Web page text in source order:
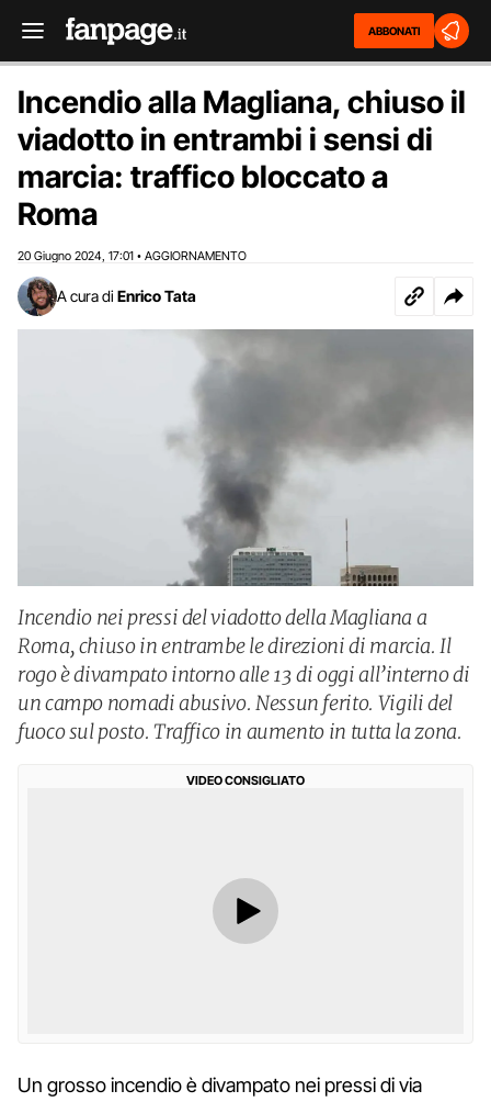
ABBONATI
Incendio alla Magliana, chiuso il
viadotto in entrambi i sensi di
marcia: traffico bloccato a
Roma
20 Giugno 2024 17:01 • AGGIORNAMENTO
A cura di Enrico Tata
Incendio nei pressi del viadotto della Magliana a
Roma, chiuso in entrambe le direzioni di marcia. Il
rogo è divampato intorno alle 13 di oggi all’interno di
un campo nomadi abusivo. Nessun ferito. Vigili del
fuoco sul posto. Traffico in aumento in tutta la zona.
VIDEO CONSIGLIATO
Un grosso incendio è divampato nei pressi di via